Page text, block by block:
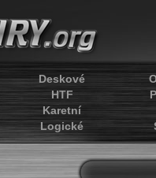
Deskové
HTF
Karetní
Logické